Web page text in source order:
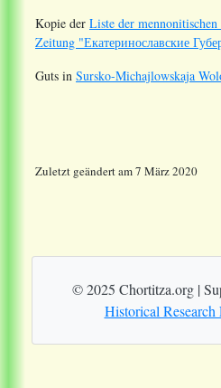
Kopie der Liste der
Zeitung "Екатеринославские
Guts in Sursko-Michajlowskaja
Zuletzt geändert am 7 März 2020
© 2025 Chortitza.org |
Historical